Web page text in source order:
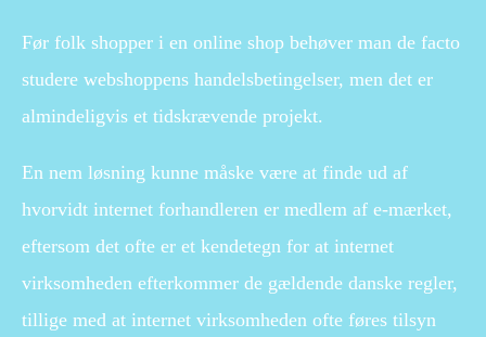
Før folk shopper i en online shop behøver man de facto
studere webshoppens handelsbetingelser, men det er
almindeligvis et tidskrævende projekt.
En nem løsning kunne måske være at finde ud af
hvorvidt internet forhandleren er medlem af e-mærket,
eftersom det ofte er et kendetegn for at internet
virksomheden efterkommer de gældende danske regler,
tillige med at internet virksomheden ofte føres tilsyn